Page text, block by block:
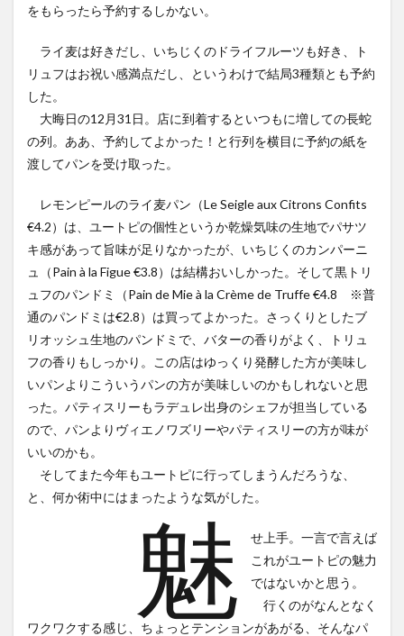
をもらったら予約するしかない。
ライ麦は好きだし、いちじくのドライフルーツも好き、ト
リュフはお祝い感満点だし、というわけで結局3種類とも予約
した。
大晦日の12月31日。店に到着するといつもに増しての長蛇
の列。ああ、予約してよかった！と行列を横目に予約の紙を
渡してパンを受け取った。
レモンピールのライ麦パン（Le Seigle aux Citrons Confits
€4.2）は、ユートピの個性というか乾燥気味の生地でパサツ
キ感があって旨味が足りなかったが、いちじくのカンパーニ
ュ（Pain à la Figue €3.8）は結構おいしかった。そして黒トリ
ュフのパンドミ（Pain de Mie à la Crème de Truffe €4.8 ※普
通のパンドミは€2.8）は買ってよかった。さっくりとしたブ
リオッシュ生地のパンドミで、バターの香りがよく、トリュ
フの香りもしっかり。この店はゆっくり発酵した方が美味し
いパンよりこういうパンの方が美味しいのかもしれないと思
った。パティスリーもラデュレ出身のシェフが担当している
ので、パンよりヴィエノワズリーやパティスリーの方が味が
いいのかも。
そしてまた今年もユートピに行ってしまうんだろうな、
と、何か術中にはまったような気がした。
魅
せ上手。一言で言えば
これがユートピの魅力
ではないかと思う。
行くのがなんとなく
ワクワクする感じ、ちょっとテンションがあがる、そんなパ